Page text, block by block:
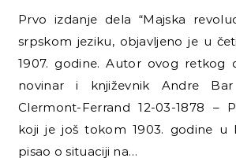
Prvo izdanje dela “Majska revolucija u Srbiji”, na
srpskom jeziku, objavljeno je u
1907. godine. Autor ovog retkog
novinar i književnik Andre
Clermont-Ferrand 12-03-1878 –
koji je još tokom 1903. godine u
pisao o situaciji na…